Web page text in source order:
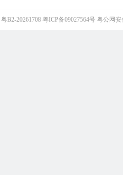
粤B2-20261708 粤ICP备09027564号 粤公网安